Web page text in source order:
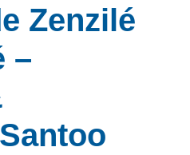
Zenzilé
–